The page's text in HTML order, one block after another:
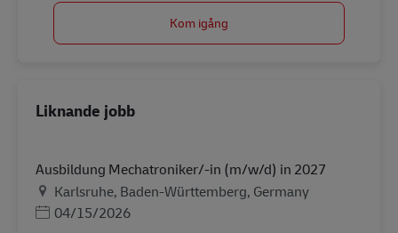
Kom igång
Liknande jobb
Ausbildung Mechatroniker/-in (m/w/d) in 2027
PlatsKarlsruhe, Baden-Württemberg, Germany
Posted Date
04/15/2026